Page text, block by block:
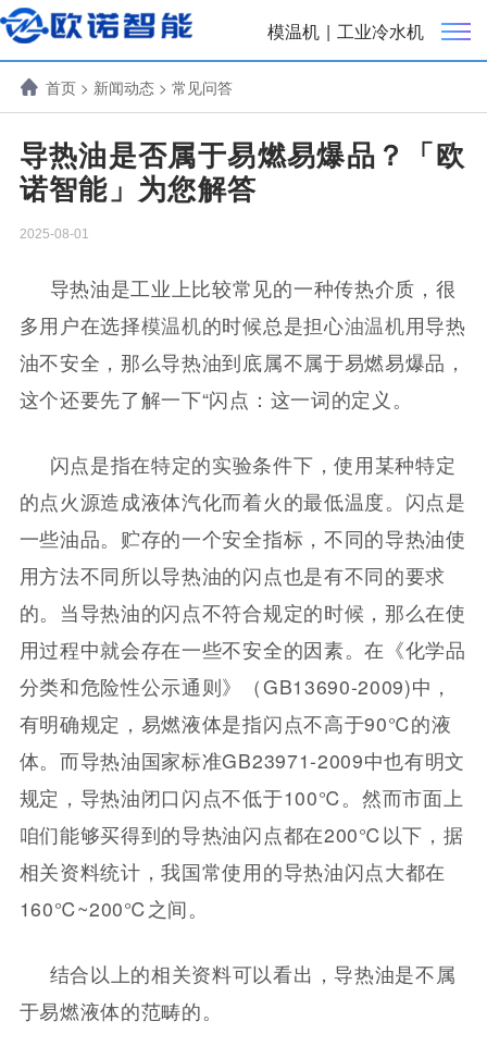
模温机 | 工业冷水机
首页> 新闻动态> 常见问答
导热油是否属于易燃易爆品？「欧
诺智能」为您解答
2025-08-01
导热油是工业上比较常见的一种传热介质，很
多用户在选择模温机的时候总是担心油温机用导热
油不安全，那么导热油到底属不属于易燃易爆品，
这个还要先了解一下“闪点：这一词的定义。
闪点是指在特定的实验条件下，使用某种特定
的点火源造成液体汽化而着火的最低温度。闪点是
一些油品。贮存的一个安全指标，不同的导热油使
用方法不同所以导热油的闪点也是有不同的要求
的。当导热油的闪点不符合规定的时候，那么在使
用过程中就会存在一些不安全的因素。在《化学品
分类和危险性公示通则》（GB13690-2009)中，
有明确规定，易燃液体是指闪点不高于90℃的液
体。而导热油国家标准GB23971-2009中也有明文
规定，导热油闭口闪点不低于100℃。然而市面上
咱们能够买得到的导热油闪点都在200℃以下，据
相关资料统计，我国常使用的导热油闪点大都在
160℃~200℃之间。
结合以上的相关资料可以看出，导热油是不属
于易燃液体的范畴的。